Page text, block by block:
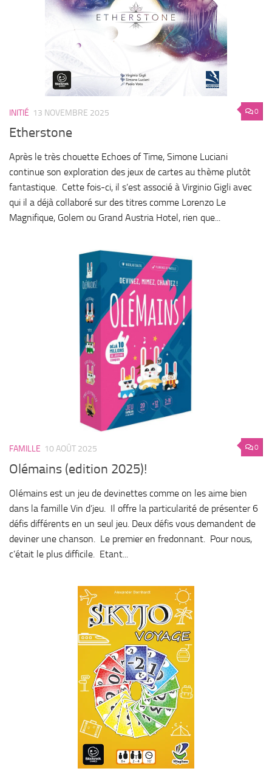
0
INITIÉ 13 NOVEMBRE 2025
Etherstone
Après le très chouette Echoes of Time, Simone Luciani
continue son exploration des jeux de cartes au thème plutôt
fantastique. Cette fois-ci, il s’est associé à Virginio Gigli avec
qui il a déjà collaboré sur des titres comme Lorenzo Le
Magnifique, Golem ou Grand Austria Hotel, rien que...
0
FAMILLE 10 AOÛT 2025
Olémains (edition 2025)!
Olémains est un jeu de devinettes comme on les aime bien
dans la famille Vin d’jeu. Il offre la particularité de présenter 6
défis différents en un seul jeu. Deux défis vous demandent de
deviner une chanson. Le premier en fredonnant. Pour nous,
c’était le plus difficile. Etant...